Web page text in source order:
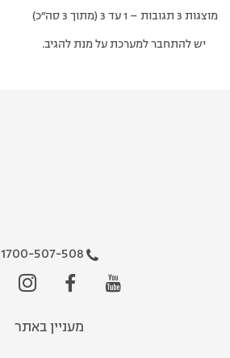
מוצגות 3 תגובות – 1 עד 3 (מתוך 3 סה״כ)
יש להתחבר למערכת על מנת להגיב.
1700-507-508
מעניין באתר